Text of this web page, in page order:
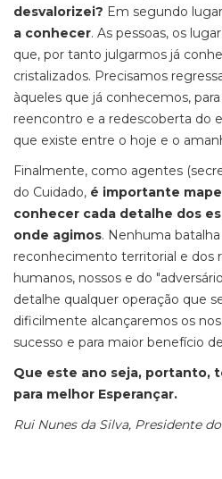
desvalorizei? Em segundo
a conhecer. As pessoas, os
que, por tanto julgarmos já
cristalizados. Precisamos
àqueles que já conhecemos,
reencontro e a redescoberta do
que existe entre o hoje e o
Finalmente, como agentes
do Cuidado, é importante
conhecer cada detalhe dos
onde agimos. Nenhuma
reconhecimento territorial e dos
humanos, nossos e do
detalhe qualquer operação que
dificilmente alcançaremos os
sucesso e para maior benefício
Que este ano seja, portanto,
para melhor Esperançar.
Rui Nunes da Silva, Presidente